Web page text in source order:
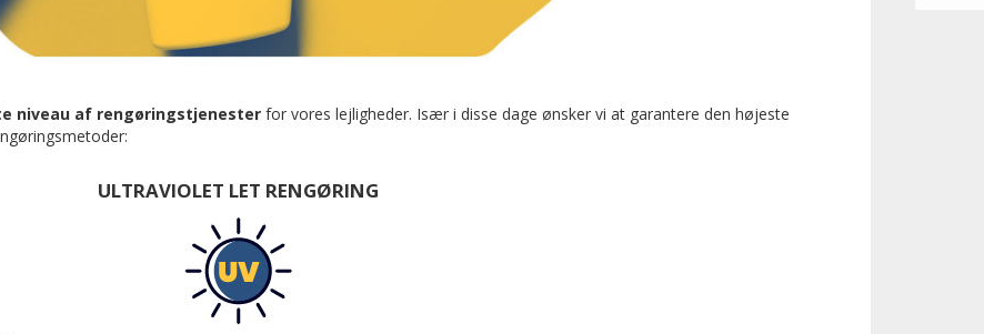
niveau af rengøringstjenester for vores lejligheder. Især i disse dage ønsker vi at garantere den højeste
ULTRAVIOLET LET RENGØRING